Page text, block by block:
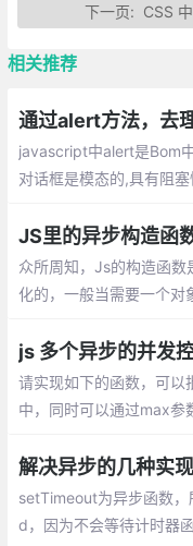
下一页: CSS
相关推荐
javascript中alert是Bom
对话框是模态的,具有阻
结果返回之前，当前线程
得到结果之后才会继续执
JS里的异步构造函
众所周知，Js的构造函
化的，一般当需要一个对
js 多个异步的并发
请实现如下的函数，可以
中，同时可以通过max参
解决异步的几种实
setTimeout为异步函数
d，因为不会等待计时器